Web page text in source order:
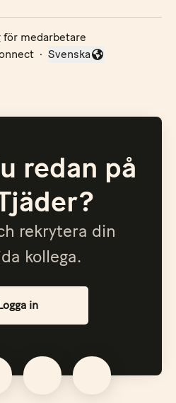
för medarbetare
·
Byt språk
Svenska
redan på
rekrytera din
kollega.
in